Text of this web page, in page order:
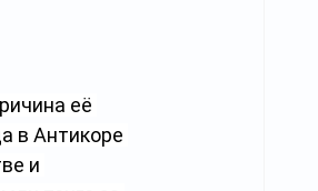
её
в Антикоре
и